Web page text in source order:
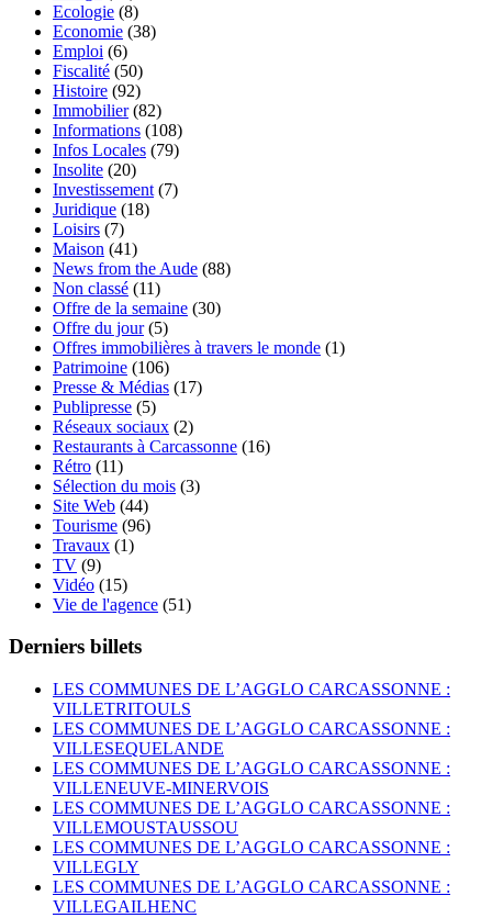
Ecologie (8)
Economie (38)
Emploi (6)
Fiscalité (50)
Histoire (92)
Immobilier(82)
Informations (108)
Infos Locales (79)
Insolite (20)
Investissement (7)
Juridique (18)
Loisirs (7)
Maison (41)
News from the Aude (88)
Non classé (11)
Offre de la semaine (30)
Offre du jour(5)
Offres immobilières à travers le monde (1)
Patrimoine (106)
Presse & Médias (17)
Publipresse (5)
Réseaux sociaux (2)
Restaurants à Carcassonne (16)
Rétro (11)
Sélection du mois (3)
Site Web (44)
Tourisme (96)
Travaux (1)
TV (9)
Vidéo (15)
Vie de l'agence (51)
Derniers billets
LES COMMUNES DE L’AGGLO CARCASSONNE :
VILLETRITOULS
LES COMMUNES DE L’AGGLO CARCASSONNE :
VILLESEQUELANDE
LES COMMUNES DE L’AGGLO CARCASSONNE :
VILLENEUVE-MINERVOIS
LES COMMUNES DE L’AGGLO CARCASSONNE :
VILLEMOUSTAUSSOU
LES COMMUNES DE L’AGGLO CARCASSONNE :
VILLEGLY
LES COMMUNES DE L’AGGLO CARCASSONNE :
VILLEGAILHENC